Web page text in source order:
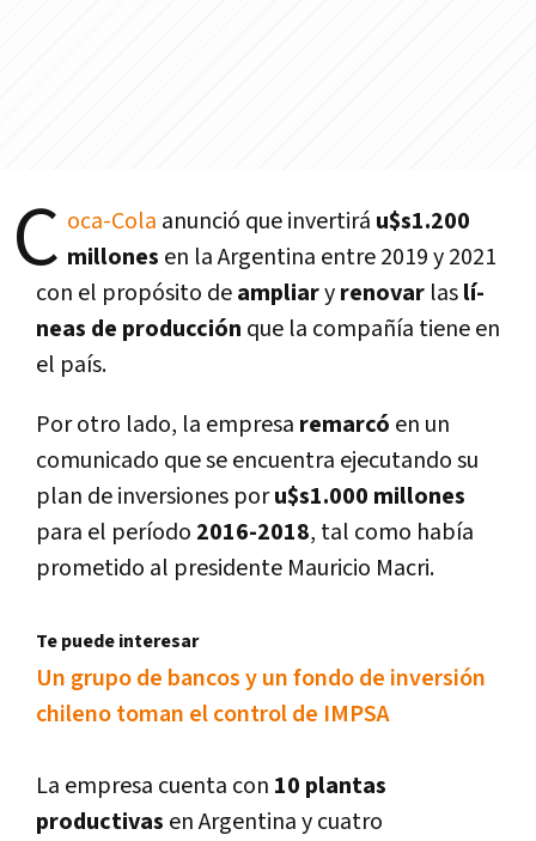
C oca-Cola anunció que invertirá u$s1.200
millones en la Argentina entre 2019 y 2021
con el propósito deampliaryrenovar laslí­
neas de producción que la compañí­a tiene en
el paí­s.
Por otro lado, la empresa remarcó en un
comunicado que se encuentra ejecutando su
plan de inversiones poru$s1.000 millones
para el perí­odo 2016-2018, tal como habí­a
prometido al presidente Mauricio Macri.
Te puede interesar
Un grupo de bancos y un fondo de inversión
chileno toman el control de IMPSA
La empresa cuenta con 10 plantas
productivas en Argentina y cuatro